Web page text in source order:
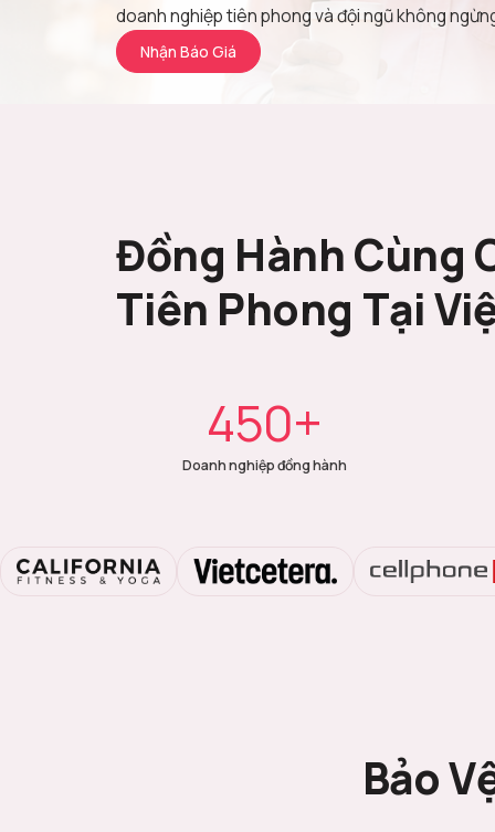
doanh nghiệp tiên phong và đội ngũ không
Nhận Báo Giá
Đồng Hành Cùng
Tiên Phong Tại
450+
Doanh nghiệp đồng hành
Bảo